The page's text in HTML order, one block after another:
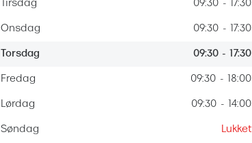
gratis
- Vilkår og
-kontrol
Brilleabonnement All-Inclusive™
Finansieringsmuligheder
Forsikring
Tirsdag 09:30 - 17:30
Onsdag 09:30 - 17:30
Torsdag 09:30 - 17:30
Fredag 09:30 - 18:00
Lørdag 09:30 - 14:00
Søndag Lukket